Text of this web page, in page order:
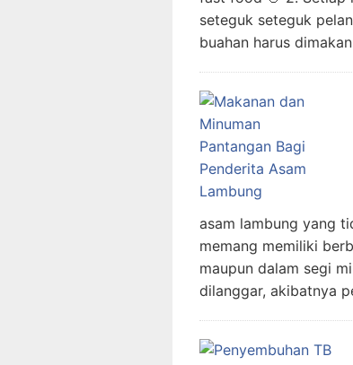
seteguk seteguk
buahan harus
asam lambung yang
memang memiliki
maupun dalam segi
dilanggar, akibatnya